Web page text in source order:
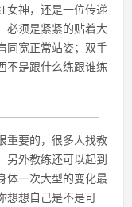
女神，还是一位传递
必须是紧紧的贴着大
宽正常站姿；双手
不是跟什么练跟谁练
重要的，很多人找教
另外教练还可以起到
体一次大型的变化最
想想自己是不是可